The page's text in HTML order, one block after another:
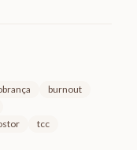
burnout
tcc